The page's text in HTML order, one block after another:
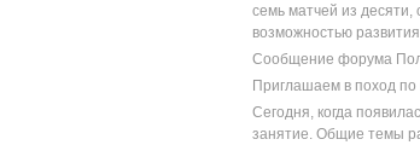
семь матчей из
возможностью
Сообщение форума
Приглашаем в поход
Сегодня, когда
занятие. Общие темы